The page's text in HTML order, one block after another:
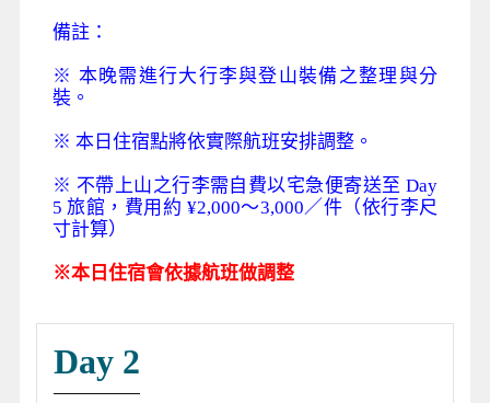
備註：
※ 本晚需進行大行李與登山裝備之整理與分
裝。
※ 本日住宿點將依實際航班安排調整。
※ 不帶上山之行李需自費以宅急便寄送至 Day
5 旅館，費用約 ¥2,000～3,000／件（依行李尺
寸計算）
※本日住宿會依據航班做調整
Day 2